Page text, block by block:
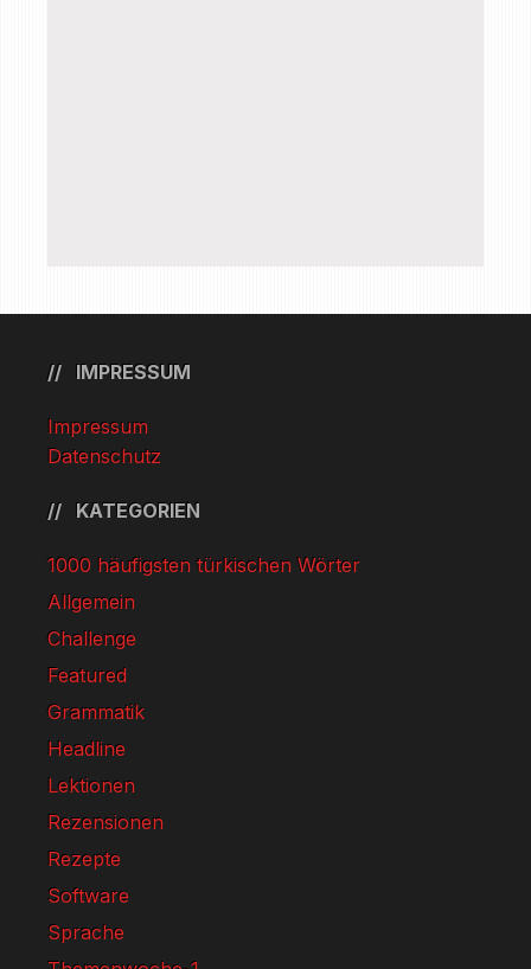
IMPRESSUM
Impressum
Datenschutz
KATEGORIEN
1000 häufigsten türkischen Wörter
Allgemein
Challenge
Featured
Grammatik
Headline
Lektionen
Rezensionen
Rezepte
Software
Sprache